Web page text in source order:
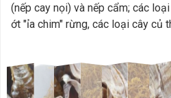
(nếp cay nọi) và nếp cẩm; các
ớt "ỉa chim" rừng, các loại cây củ